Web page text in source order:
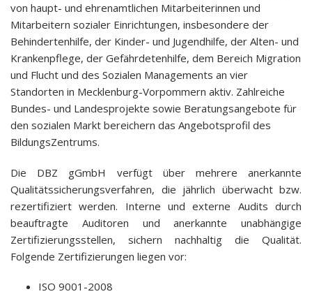
von haupt- und ehrenamtlichen Mitarbeiterinnen und
Mitarbeitern sozialer Einrichtungen, insbesondere der
Behindertenhilfe, der Kinder- und Jugendhilfe, der Alten- und
Krankenpflege, der Gefährdetenhilfe, dem Bereich Migration
und Flucht und des Sozialen Managements an vier
Standorten in Mecklenburg-Vorpommern aktiv. Zahlreiche
Bundes- und Landesprojekte sowie Beratungsangebote für
den sozialen Markt bereichern das Angebotsprofil des
BildungsZentrums.
Die DBZ gGmbH verfügt über mehrere anerkannte
Qualitätssicherungsverfahren, die jährlich überwacht bzw.
rezertifiziert werden. Interne und externe Audits durch
beauftragte Auditoren und anerkannte unabhängige
Zertifizierungsstellen, sichern nachhaltig die Qualität.
Folgende Zertifizierungen liegen vor:
ISO 9001-2008